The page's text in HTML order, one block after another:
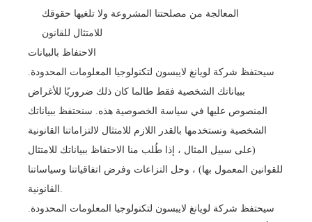
المعالجة من مصلحتنا المشروعة ولا تلغيها حقوقك
للامتثال للقانون
الاحتفاظ بالبيانات
سيحتفظ شركة لويانغ لايبسون لتكنولوجيا المعلومات المحدودة.
ببياناتك الشخصية فقط طالما كان ذلك ضروريًا للأغراض
المنصوص عليها في سياسة الخصوصية هذه. سنحتفظ ببياناتك
الشخصية ونستخدمها بالقدر اللازم للامتثال لالتزاماتنا القانونية
(على سبيل المثال ، إذا طُلب منا الاحتفاظ ببياناتك للامتثال
للقوانين المعمول بها) ، وحل النزاعات وفرض اتفاقياتنا وسياساتنا
القانونية.
سيحتفظ شركة لويانغ لايبسون لتكنولوجيا المعلومات المحدودة.